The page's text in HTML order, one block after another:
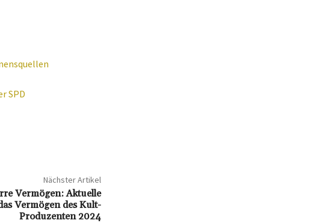
SPD
Nächster Artikel
Vermögen: Aktuelle
Vermögen des Kult-
Produzenten 2024